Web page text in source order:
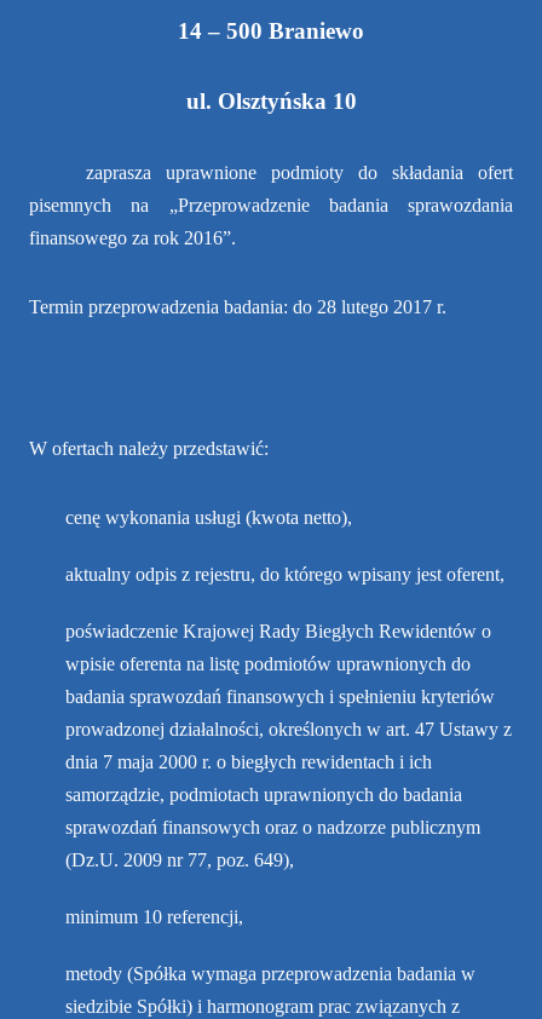
14 – 500 Braniewo
ul. Olsztyńska 10
zaprasza uprawnione podmioty do składania ofert
pisemnych na „Przeprowadzenie badania sprawozdania
finansowego za rok 2016”.
Termin przeprowadzenia badania: do 28 lutego 2017 r.
W ofertach należy przedstawić:
cenę wykonania usługi (kwota netto),
aktualny odpis z rejestru, do którego wpisany jest oferent,
poświadczenie Krajowej Rady Biegłych Rewidentów o
wpisie oferenta na listę podmiotów uprawnionych do
badania sprawozdań finansowych i spełnieniu kryteriów
prowadzonej działalności, określonych w art. 47 Ustawy z
dnia 7 maja 2000 r. o biegłych rewidentach i ich
samorządzie, podmiotach uprawnionych do badania
sprawozdań finansowych oraz o nadzorze publicznym
(Dz.U. 2009 nr 77, poz. 649),
minimum 10 referencji,
metody (Spółka wymaga przeprowadzenia badania w
siedzibie Spółki) i harmonogram prac związanych z